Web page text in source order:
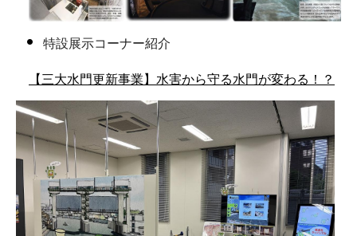
特設展示コーナー紹介
【三大水門更新事業】水害から守る水門が変わる！？